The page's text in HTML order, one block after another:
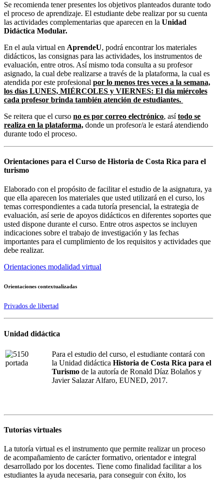
Se recomienda tener presentes los objetivos planteados durante todo
el proceso de aprendizaje. El estudiante debe realizar por su cuenta
las actividades complementarias que aparecen en la Unidad
Didáctica Modular.
En el aula virtual en AprendeU, podrá encontrar los materiales
didácticos, las consignas para las actividades, los instrumentos de
evaluación, entre otros. Así mismo toda consulta a su profesor
asignado, la cual debe realizarse a través de la plataforma, la cual es
atendida por este profesional por lo menos tres veces a la semana,
los días LUNES, MIÉRCOLES y VIERNES: El día miércoles
cada profesor brinda también atención de estudiantes.
Se reitera que el curso no es por correo electrónico, asítodo se
realiza en la plataforma, donde un profesor/a le estará atendiendo
durante todo el proceso.
Orientaciones para el Curso de Historia de Costa Rica para el
turismo
Elaborado con el propósito de facilitar el estudio de la asignatura, ya
que ella aparecen los materiales que usted utilizará en el curso, los
temas correspondientes a cada tutoría presencial, la estrategia de
evaluación, así serie de apoyos didácticos en diferentes soportes que
usted dispone durante el curso. Entre otros aspectos se incluyen
indicaciones sobre el trabajo de investigación y las fechas
importantes para el cumplimiento de los requisitos y actividades que
debe realizar.
Orientaciones modalidad virtual
Orientaciones contextualizadas
Privados de libertad
Unidad didáctica
Para el estudio del curso, el estudiante contará con
la Unidad didáctica Historia de Costa Rica para el
Turismo de la autoría de Ronald Díaz Bolaños y
Javier Salazar Alfaro, EUNED, 2017.
Tutorías virtuales
La tutoría virtual es el instrumento que permite realizar un proceso
de acompañamiento de carácter formativo, orientador e integral
desarrollado por los docentes. Tiene como finalidad facilitar a los
estudiantes la ayuda necesaria, para conseguir con éxito, los